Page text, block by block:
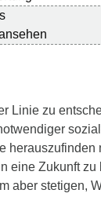
Linie zu
eine Zukunft zu
aber stetigen,